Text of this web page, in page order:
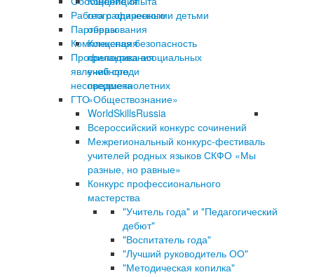
географического
образования
Концепция
преподавания
учебного
предмета
«Обществознание»
WorldSkillsRussia
Всероссийский конкурс сочинений
Межрегиональный конкурс-фестиваль
учителей родных языков СКФО «Мы
разные, но равные»
Конкурс профессионального
мастерства
"Учитель года" и "Педагогический
дебют"
"Воспитатель года"
"Лучший руководитель ОО"
"Методическая копилка"
Работа с одаренными детьми
Партнеры
Комплексная безопасность
Профилактика асоциальных
явлений среди
несовершеннолетних
ГТО